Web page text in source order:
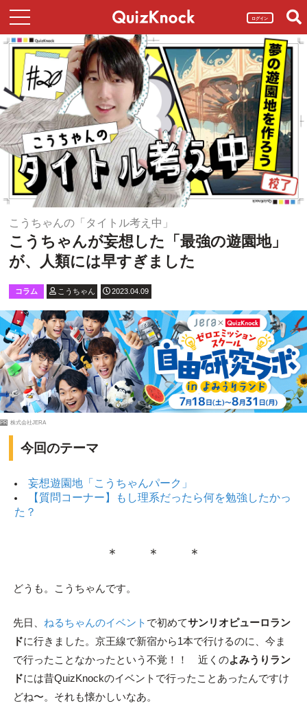
ログイン
こうちゃんの「タイトル考え中」
こうちゃんが妄想した「最強の遊園地」
が、人類には早すぎました
コラム こうちゃん 2023.04.09
PR 株式会社JERA
今回のテーマ
妄想遊園地「こうちゃんパーク」
【質問コーナー】もし理系だったら何を勉強したかっ
た？
＊ ＊ ＊
どうも。こうちゃんです。
先日、 ねるちゃんのイベント で初めてサンリオピューロラン
ドに行きました。京王線で新宿から1本で行けるのに、今ま
で行ったことなかったという不覚！！ 近くのよみうりラン
ドには昔QuizKnockのイベントで行ったことあったんですけ
どね〜。それも懐かしいなあ。